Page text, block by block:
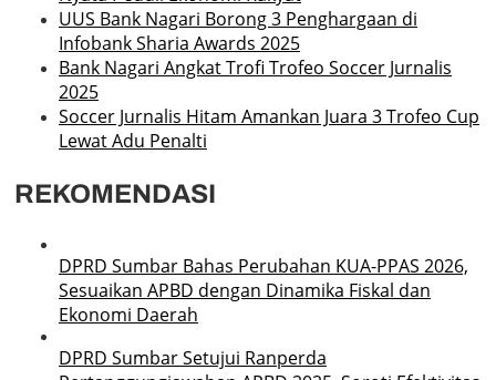
UUS Bank Nagari Borong 3 Penghargaan di
Infobank Sharia Awards 2025
Bank Nagari Angkat Trofi Trofeo Soccer Jurnalis
2025
Soccer Jurnalis Hitam Amankan Juara 3 Trofeo Cup
Lewat Adu Penalti
REKOMENDASI
DPRD Sumbar Bahas Perubahan KUA-PPAS 2026,
Sesuaikan APBD dengan Dinamika Fiskal dan
Ekonomi Daerah
DPRD Sumbar Setujui Ranperda